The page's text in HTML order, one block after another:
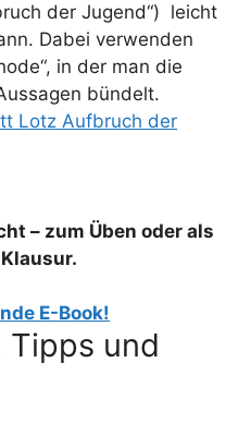
der Jugend“) leicht
Dabei verwenden
in der man die
bündelt.
Lotz Aufbruch der
– zum Üben oder als
E-Book!
Tipps und